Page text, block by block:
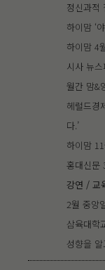
정신과적
하이맘 ‘
하이맘 4
시사 뉴스
월간 맘&
헤럴드경
다.’
하이맘
홍대신문
강연 / 교
2월 중앙
삼육대학
성향을